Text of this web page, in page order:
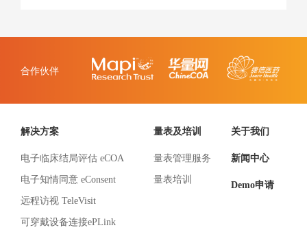
合作伙伴
解决方案
电子临床结局评估 eCOA
电子知情同意 eConsent
远程访视 TeleVisit
可穿戴设备连接ePLink
量表及培训
量表管理服务
量表培训
关于我们
新闻中心
Demo申请